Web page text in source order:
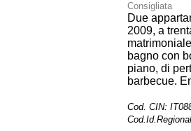
Consigliata
Due
2009, a
bagno con
piano, di
barbecue.
Cod. CIN: